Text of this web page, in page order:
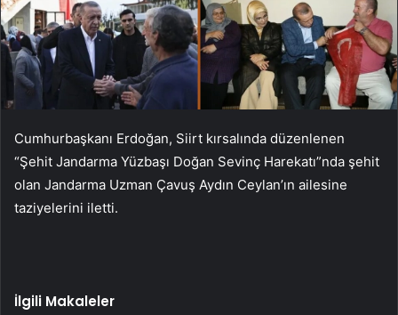
Cumhurbaşkanı Erdoğan, Siirt kırsalında düzenlenen
“Şehit Jandarma Yüzbaşı Doğan Sevinç Harekatı”nda şehit
olan Jandarma Uzman Çavuş Aydın Ceylan’ın ailesine
taziyelerini iletti.
İlgili Makaleler